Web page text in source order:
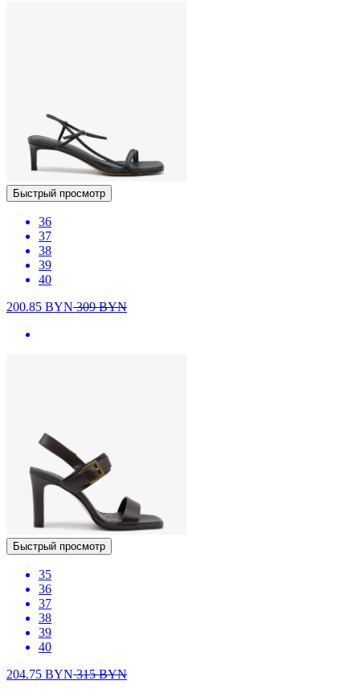
Быстрый просмотр
36
37
38
39
40
200.85 BYN309BYN
Быстрый просмотр
35
36
37
38
39
40
204.75 BYN315BYN